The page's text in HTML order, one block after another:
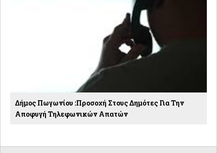
Δήμος Πωγωνίου :Προσοχή Στους Δημότες Για Την
Αποφυγή Τηλεφωνικών Απατών